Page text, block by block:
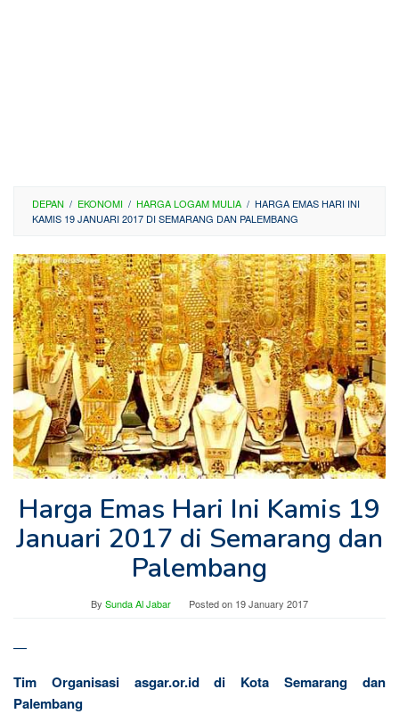
DEPAN / EKONOMI / HARGA LOGAM MULIA / HARGA EMAS HARI INI
KAMIS 19 JANUARI 2017 DI SEMARANG DAN PALEMBANG
Harga Emas Hari Ini Kamis 19
Januari 2017 di Semarang dan
Palembang
By Sunda Al Jabar Posted on 19 January 2017
—
Tim Organisasi asgar.or.id di Kota Semarang dan
Palembang